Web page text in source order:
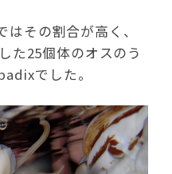
その割合が高く、
た25個体のオスのう
でした。